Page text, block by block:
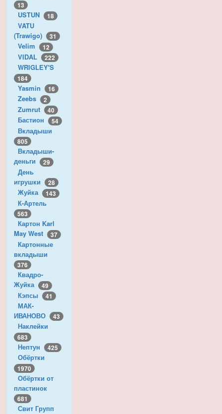
13
USTUN 18
VATU
(Trawigo)
31
Velim 12
VIDAL 222
WRIGLEY'S
184
Yasmin 16
Zeebs 2
Zumrut 40
Бастион 54
Вкладыши
805
Вкладыши-
деньги
29
День
игрушки
28
Жуйка 143
К-Артель
563
Картон Karl
May West
37
Картонные
вкладыши
376
Квадро-
Жуйка
49
Кэпсы 41
МАК-
ИВАНОВО
43
Наклейки
683
Нептун 425
Обёртки
1970
Обёртки от
пластинок
681
Свит Групп